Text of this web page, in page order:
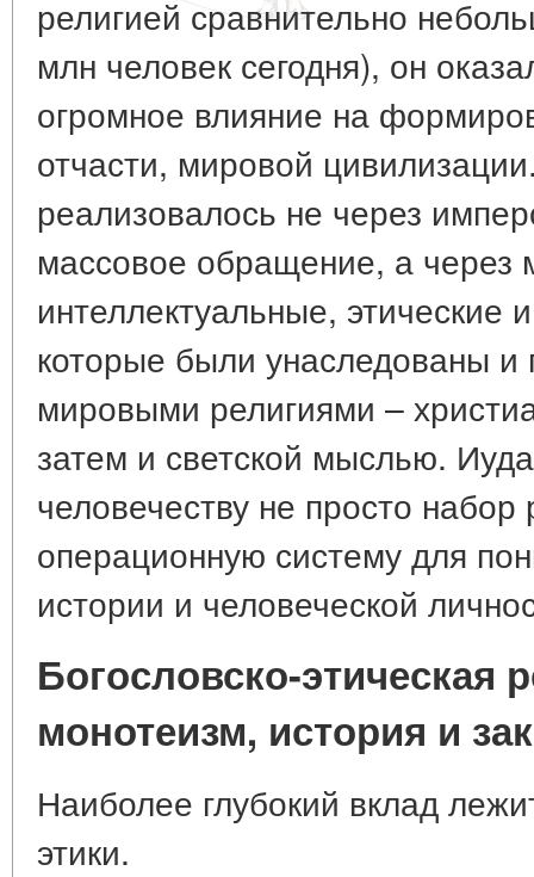
религией сравнительно
млн человек сегодня), он
огромное влияние на
отчасти, мировой
реализовалось не через
массовое обращение, а
интеллектуальные, этические
которые были унаследованы
мировыми религиями –
затем и светской мыслью.
человечеству не просто
операционную систему для
истории и человеческой
Богословско-этическая
монотеизм, история и
Наиболее глубокий вклад
этики.